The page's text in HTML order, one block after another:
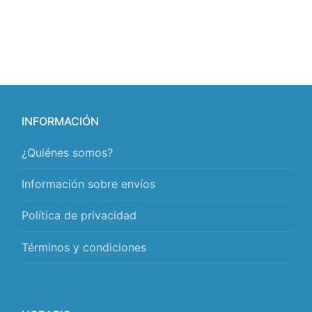
INFORMACIÓN
¿Quiénes somos?
Información sobre envíos
Política de privacidad
Términos y condiciones